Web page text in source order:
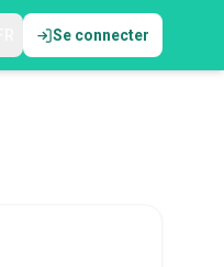
Se connecter